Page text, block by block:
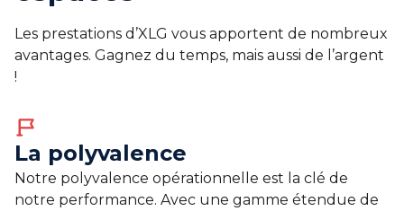
Les prestations d’XLG vous apportent de nombreux
avantages. Gagnez du temps, mais aussi de l’argent
!
La polyvalence
Notre polyvalence opérationnelle est la clé de
notre performance. Avec une gamme étendue de